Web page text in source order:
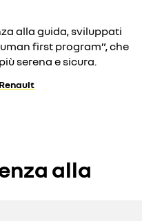
alla guida, sviluppati
first program”, che
serena e sicura.
alla